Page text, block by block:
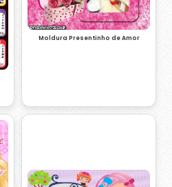
Moldura Presentinho de Amor